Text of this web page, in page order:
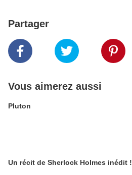
Partager
Vous aimerez aussi
Pluton
Un récit de Sherlock Holmes inédit !